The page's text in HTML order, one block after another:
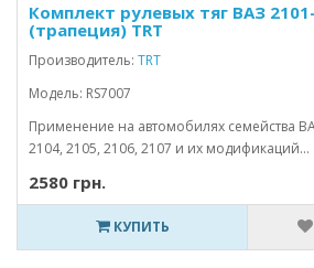
Комплект рулевых тяг ВАЗ
(трапеция) TRT
Производитель: TRT
Модель: RS7007
Применение на автомобилях семейства
2104, 2105, 2106, 2107 и их модификаций...
2580 грн.
КУПИТЬ